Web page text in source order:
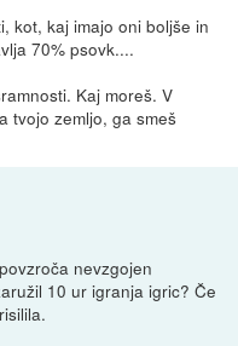
kot, kaj imajo oni boljše in
70% psovk....
Kaj moreš. V
tvojo zemljo, ga smeš
nevzgojen
10 ur igranja igric? Če